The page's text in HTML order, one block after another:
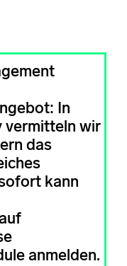
In
vermitteln wir
das
kann
anmelden.